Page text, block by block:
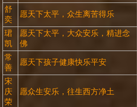
舒
奕
愿天下太平，众生离苦得乐
珺
凯
愿天下太平，大众安乐，精进念
佛
常
善
愿天下孩子健康快乐平安
宋
庆
荣
愿众生安乐，往生西方净土